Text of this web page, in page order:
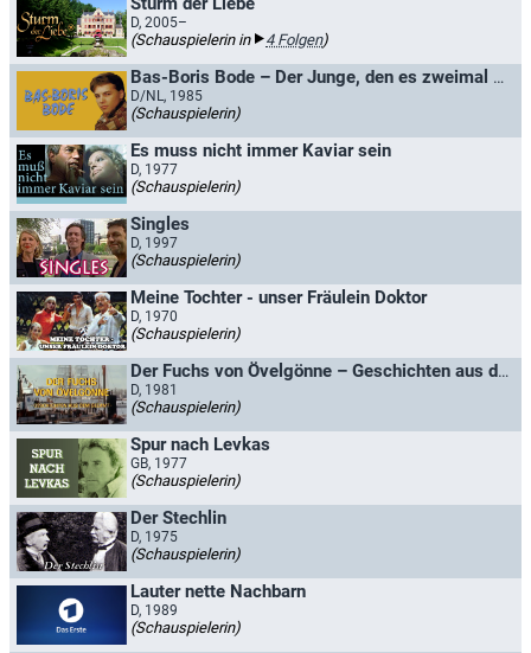
D, 2005–
(Schauspielerin in 4 Folgen)
Bas-Boris Bode – Der Junge, den es zweimal gab
D/NL, 1985
(Schauspielerin)
Es muss nicht immer Kaviar sein
D, 1977
(Schauspielerin)
Singles
D, 1997
(Schauspielerin)
Meine Tochter - unser Fräulein Doktor
D, 1970
(Schauspielerin)
Der Fuchs von Övelgönne – Geschichten aus dem Seeamt
D, 1981
(Schauspielerin)
Spur nach Levkas
GB, 1977
(Schauspielerin)
Der Stechlin
D, 1975
(Schauspielerin)
Lauter nette Nachbarn
D, 1989
(Schauspielerin)